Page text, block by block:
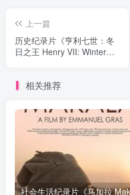
上一篇
历史纪录片《亨利七世：冬
日之王 Henry VII: Winter
相关推荐